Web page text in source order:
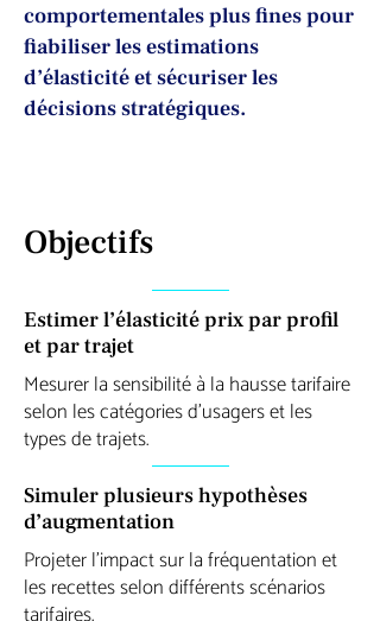
comportementales plus fines pour
fiabiliser les estimations
d’élasticité et sécuriser les
décisions stratégiques.
Objectifs
Estimer l’élasticité prix par profil
et par trajet
Mesurer la sensibilité à la hausse tarifaire
selon les catégories d’usagers et les
types de trajets.
Simuler plusieurs hypothèses
d’augmentation
Projeter l’impact sur la fréquentation et
les recettes selon différents scénarios